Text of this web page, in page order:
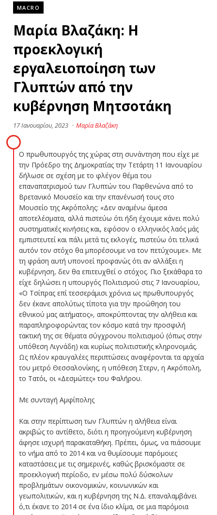
MACRO
Μαρία Βλαζάκη: Η
προεκλογική
εργαλειοποίηση των
Γλυπτών από την
κυβέρνηση Μητσοτάκη
17 Ιανουαρίου, 2023 · Μαρία Βλαζάκη
Ο πρωθυπουργός της χώρας στη συνάντηση που είχε με
την Πρόεδρο της Δημοκρατίας την Τετάρτη 11 Ιανουαρίου
δήλωσε σε σχέση με το φλέγον θέμα του
επαναπατρισμού των Γλυπτών του Παρθενώνα από το
Βρετανικό Μουσείο και την επανένωσή τους στο
Μουσείο της Ακρόπολης: «Δεν αναμένω άμεσα
αποτελέσματα, αλλά πιστεύω ότι ήδη έχουμε κάνει πολύ
συστηματικές κινήσεις και, εφόσον ο ελληνικός λαός μάς
εμπιστευτεί και πάλι μετά τις εκλογές, πιστεύω ότι τελικά
αυτόν τον στόχο θα μπορέσουμε να τον πετύχουμε». Με
τη φράση αυτή υπονοεί προφανώς ότι αν αλλάξει η
κυβέρνηση, δεν θα επιτευχθεί ο στόχος. Πιο ξεκάθαρα το
είχε δηλώσει η υπουργός Πολιτισμού στις 7 Ιανουαρίου,
«Ο Τσίπρας επί τεσσεράμισι χρόνια ως πρωθυπουργός
δεν έκανε απολύτως τίποτα για την προώθηση του
εθνικού μας αιτήματος», αποκρύπτοντας την αλήθεια και
παραπληροφορώντας τον κόσμο κατά την προσφιλή
τακτική της σε θέματα σύγχρονου πολιτισμού (όπως στην
υπόθεση Λιγνάδη) και κυρίως πολιτιστικής κληρονομιάς.
Ως πλέον κραυγαλέες περιπτώσεις αναφέρονται τα αρχαία
του μετρό Θεσσαλονίκης, η υπόθεση Στερν, η Ακρόπολη,
το Τατόι, οι «Δεσμώτες» του Φαλήρου.
Με συνταγή Αμφίπολης
Και στην περίπτωση των Γλυπτών η αλήθεια είναι
ακριβώς το αντίθετο, διότι η προηγούμενη κυβέρνηση
άφησε ισχυρή παρακαταθήκη. Πρέπει, όμως, να πιάσουμε
το νήμα από το 2014 και να θυμίσουμε παρόμοιες
καταστάσεις με τις σημερινές, καθώς βρισκόμαστε σε
προεκλογική περίοδο, εν μέσω πολύ δύσκολων
προβλημάτων οικονομικών, κοινωνικών και
γεωπολιτικών, και η κυβέρνηση της Ν.Δ. επαναλαμβάνει
ό,τι έκανε το 2014 σε ένα ίδιο κλίμα, σε μια παρόμοια